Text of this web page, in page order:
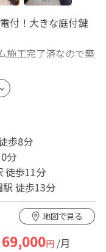
付！大きな庭付鍵
施工完了済なので築
店街徒歩3分。ロー
。近隣は公園多数
で3分、渋谷駅ま
分、有楽町まで
で成田や羽田空
アとテーブルがあ
さい。全室Wi-Fi付
歩8分
分
徒歩11分
徒歩13分
地図で見る
69,000円/月